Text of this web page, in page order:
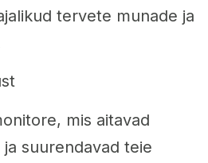
tervete munade ja
mis aitavad
suurendavad teie